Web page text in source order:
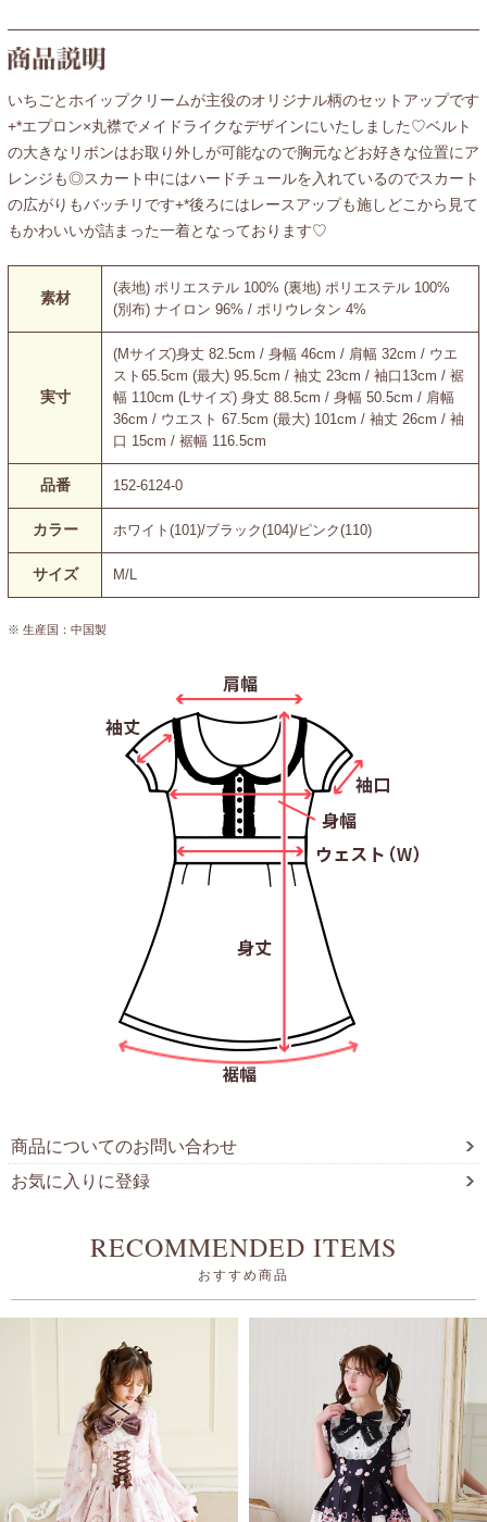
いちごとホイップクリームが主役のオリジナル柄のセットアップです
+*エプロン×丸襟でメイドライクなデザインにいたしました♡ベルト
の大きなリボンはお取り外しが可能なので胸元などお好きな位置にア
レンジも◎スカート中にはハードチュールを入れているのでスカート
の広がりもバッチリです+*後ろにはレースアップも施しどこから見て
もかわいいが詰まった一着となっております♡
素材
(表地) ポリエステル 100% (裏地) ポリエステル 100%
(別布) ナイロン 96% / ポリウレタン 4%
実寸
(Mサイズ)身丈 82.5cm / 身幅 46cm / 肩幅 32cm / ウエ
スト65.5cm (最大) 95.5cm / 袖丈 23cm / 袖口13cm / 裾
幅 110cm (Lサイズ) 身丈 88.5cm / 身幅 50.5cm / 肩幅
36cm / ウエスト 67.5cm (最大) 101cm / 袖丈 26cm / 袖
口 15cm / 裾幅 116.5cm
品番 152-6124-0
カラー ホワイト(101)/ブラック(104)/ピンク(110)
サイズ M/L
※ 生産国：中国製
商品についてのお問い合わせ
お気に入りに登録
RECOMMENDED ITEMS
おすすめ商品